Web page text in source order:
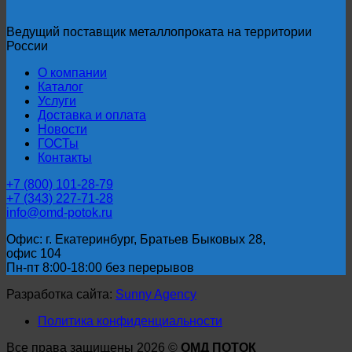
Ведущий поставщик металлопроката на территории
России
О компании
Каталог
Услуги
Доставка и оплата
Новости
ГОСТы
Контакты
+7 (800) 101-28-79
+7 (343) 227-71-28
info@omd-potok.ru
Офис: г. Екатеринбург, Братьев Быковых 28,
офис 104
Пн-пт 8:00-18:00 без перерывов
Разработка сайта: Sunny Agency
Политика конфиденциальности
Все права защищены 2026 © ОМД ПОТОК